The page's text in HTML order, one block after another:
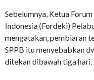
Sebelumnya, Ketua
Indonesia (Fordeki)
mengatakan, pembiaran
SPPB itu menyebabkan
ditekan dibawah tiga hari.